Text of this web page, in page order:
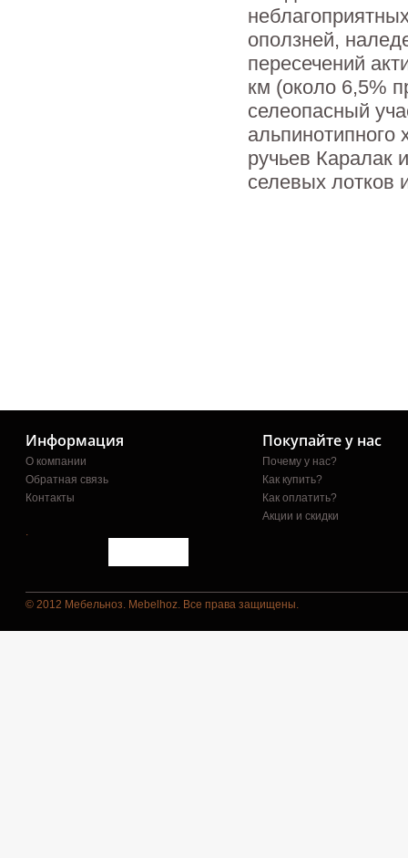
оползней,
пересечений
км (около 6,5%
селеопасный
ручьев Каралак
селевых лотков
Информация
О компании
Обратная связь
Контакты
Покупайте у нас
Почему у нас?
Как купить?
Как оплатить?
Акции и скидки
.
© 2012 Мебельноз. Mebelhoz. Все права защищены.